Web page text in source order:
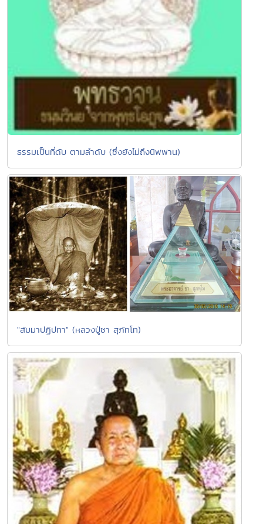
ธรรมเป็นที่ดับ ตามลำดับ (ซึ่งยังไม่ถึงนิพพาน)
"สัมมาปฏิปทา" (หลวงปู่ชา สุภัทโท)